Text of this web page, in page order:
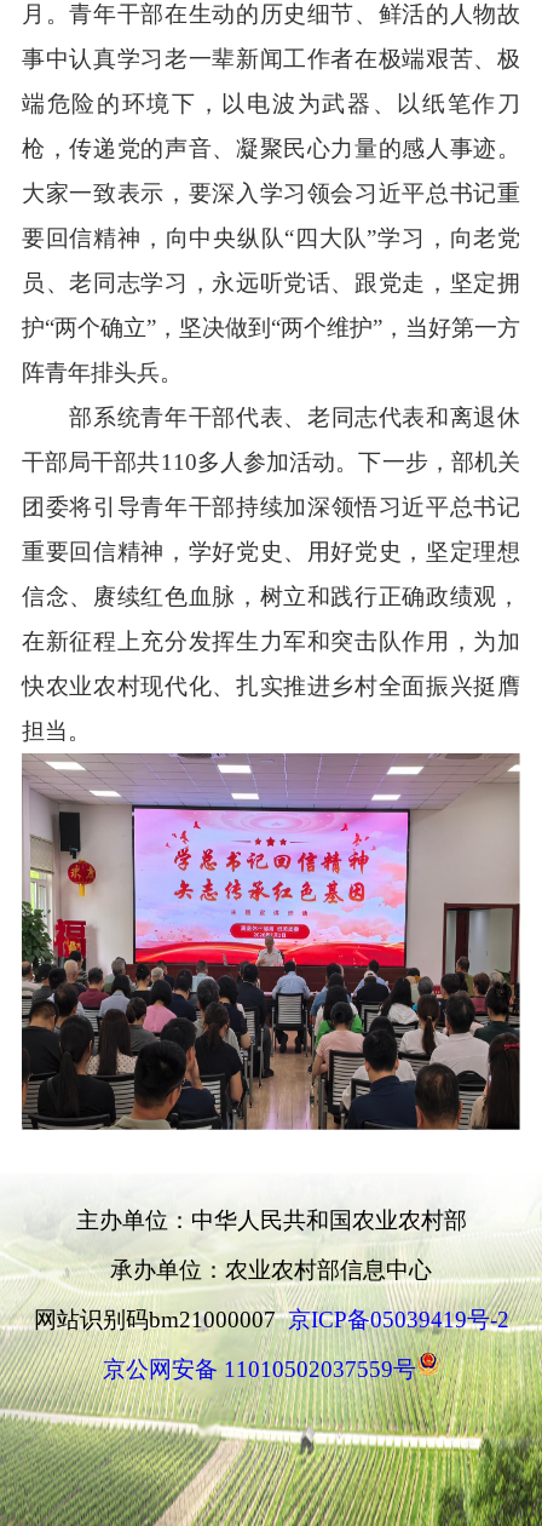
月。青年干部在生动的历史细节、鲜活的人物故
事中认真学习老一辈新闻工作者在极端艰苦、极
端危险的环境下，以电波为武器、以纸笔作刀
枪，传递党的声音、凝聚民心力量的感人事迹。
大家一致表示，要深入学习领会习近平总书记重
要回信精神，向中央纵队“四大队”学习，向老党
员、老同志学习，永远听党话、跟党走，坚定拥
护“两个确立”，坚决做到“两个维护”，当好第一方
阵青年排头兵。
部系统青年干部代表、 老同志代表和离退休
干部局干部共110多 人参加活动。下一步，部机关
团委将引导青年干部持续加深领悟习近平总书记
重要回信精神，学好党史、用好党史， 坚定理想
信念、
赓续红色血脉， 树立和践行正确政绩观 ，
在新征程上充分发挥生力军和突击队作用， 为加
快农业农村现代化、扎实推进乡村全面振兴挺膺
担当。
主办单位：中华人民共和国农业农村部
承办单位：农业农村部信息中心
网站识别码bm21000007京ICP备05039419号-2
京公网安备 11010502037559号